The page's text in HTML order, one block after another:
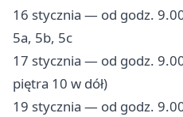
16 stycznia — od godz.
5a, 5b, 5c
17 stycznia — od godz.
piętra 10 w dół)
19 stycznia — od godz.